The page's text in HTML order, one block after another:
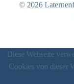
© 2026
Diese Webseite
Cookies von dieser